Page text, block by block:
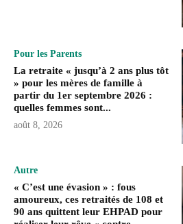
Pour les Parents
La retraite « jusqu’à 2 ans plus tôt
» pour les mères de famille à
partir du 1er septembre 2026 :
quelles femmes sont...
août 8, 2026
Autre
« C’est une évasion » : fous
amoureux, ces retraités de 108 et
90 ans quittent leur EHPAD pour